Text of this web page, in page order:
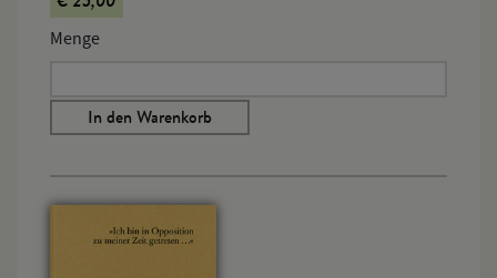
Menge
In den Warenkorb